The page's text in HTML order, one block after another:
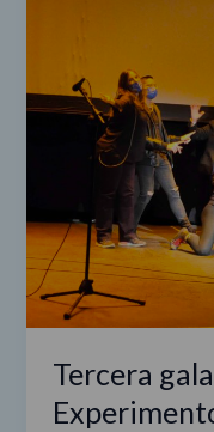
Tercera
Experimento
Compañía